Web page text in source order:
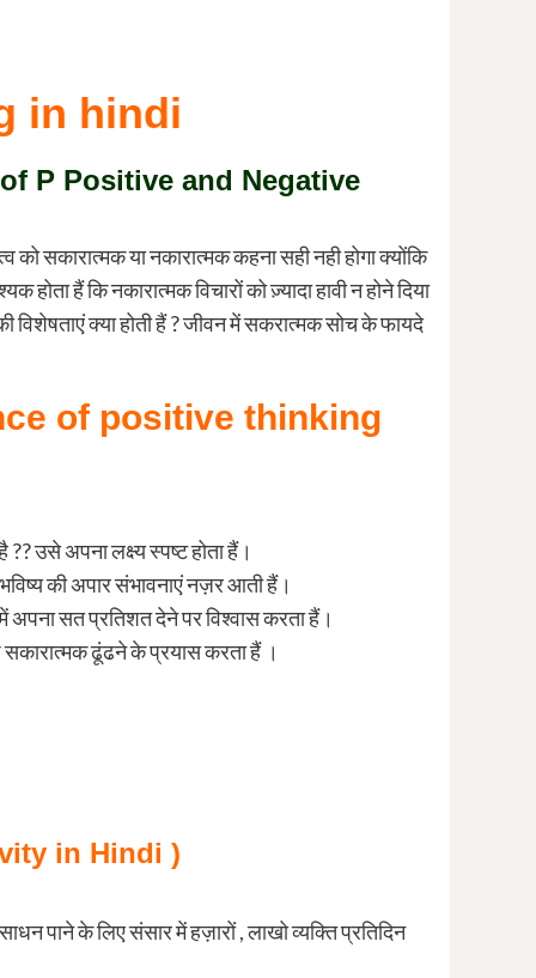
in hindi
P Positive and Negative
सकारात्मक या नकारात्मक कहना सही नही होगा क्योंकि
हैं कि नकारात्मक विचारों को ज़्यादा हावी न होने दिया
क्या होती हैं ? जीवन में सकरात्मक सोच के फायदे
of positive thinking
उसे अपना लक्ष्य स्पष्ट होता हैं।
की अपार संभावनाएं नज़र आती हैं।
अपना सत प्रतिशत देने पर विश्वास करता हैं।
ढूंढने के प्रयास करता हैं ।
in Hindi )
पाने के लिए संसार में हज़ारों , लाखो व्यक्ति प्रतिदिन